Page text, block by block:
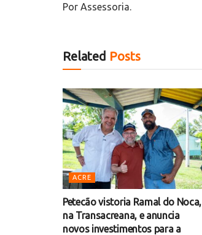
Por Assessoria.
Related Posts
ACRE
Petecão vistoria Ramal do Noca,
na Transacreana, e anuncia
novos investimentos para a